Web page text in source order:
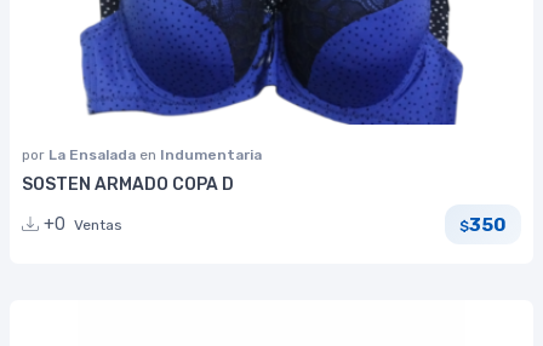
por La Ensalada en Indumentaria
SOSTEN ARMADO COPA D
+0 Ventas $350